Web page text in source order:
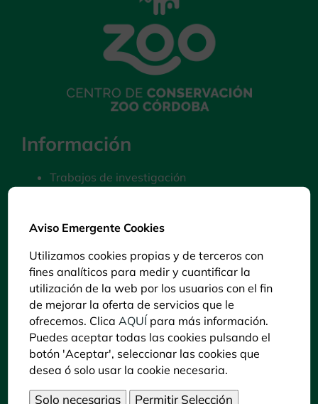
Información
Trabajos de investigación
Contacto
Aviso legal y Política de privacidad
Declaración de accesibilidad
Puedes consultar la información del C. C. Zoo
Córdoba en LECTURA FÁCIL pulsando sobre
siguiente icono:
Aviso Emergente Cookies
Utilizamos cookies propias y de terceros con
fines analíticos para medir y cuantificar la
utilización de la web por los usuarios con el fin
de mejorar la oferta de servicios que le
ofrecemos. Clica AQUÍ para más información.
Puedes aceptar todas las cookies pulsando el
botón 'Aceptar', seleccionar las cookies que
desea ó solo usar la cookie necesaria.